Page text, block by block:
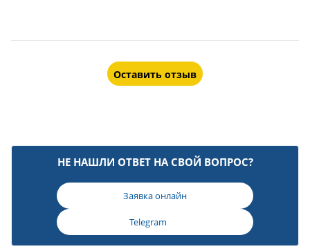
Оставить отзыв
НЕ НАШЛИ ОТВЕТ НА СВОЙ ВОПРОС?
Заявка онлайн
Telegram